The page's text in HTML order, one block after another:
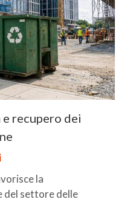
recupero dei
la
del settore delle